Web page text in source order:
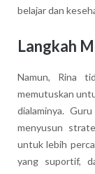
belajar dan
Langkah
Namun, Rina
memutuskan
dialaminya.
menyusun
untuk lebih
yang suportif,